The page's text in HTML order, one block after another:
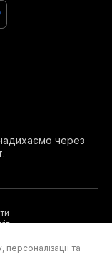
через
та